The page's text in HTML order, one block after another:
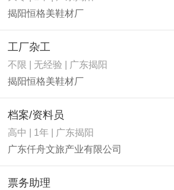
揭阳恒格美鞋材厂
工厂杂工
不限 | 无经验 | 广东揭阳
揭阳恒格美鞋材厂
档案/资料员
高中 | 1年 | 广东揭阳
广东仟舟文旅产业有限公司
票务助理